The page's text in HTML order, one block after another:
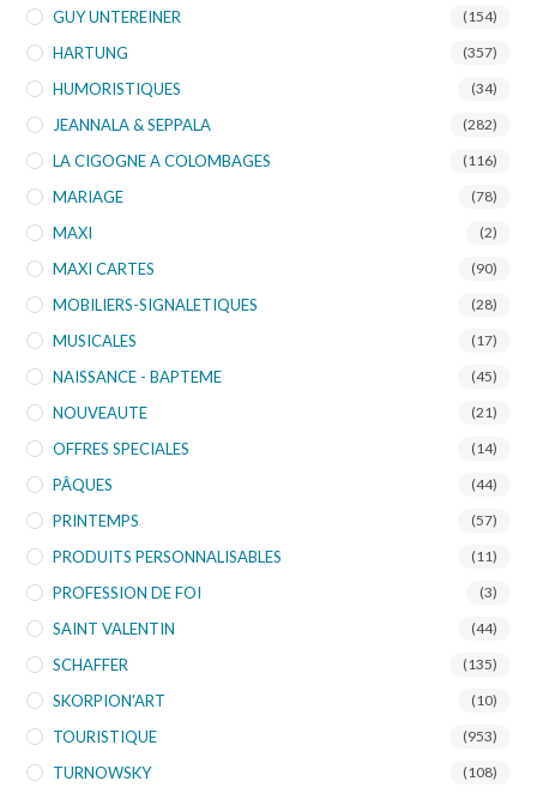
GUY UNTEREINER (154)
HARTUNG (357)
HUMORISTIQUES (34)
JEANNALA & SEPPALA (282)
LA CIGOGNE A COLOMBAGES (116)
MARIAGE (78)
MAXI (2)
MAXI CARTES (90)
MOBILIERS-SIGNALETIQUES (28)
MUSICALES (17)
NAISSANCE - BAPTEME (45)
NOUVEAUTE (21)
OFFRES SPECIALES (14)
PÂQUES (44)
PRINTEMPS (57)
PRODUITS PERSONNALISABLES (11)
PROFESSION DE FOI (3)
SAINT VALENTIN (44)
SCHAFFER (135)
SKORPION'ART (10)
TOURISTIQUE (953)
TURNOWSKY (108)